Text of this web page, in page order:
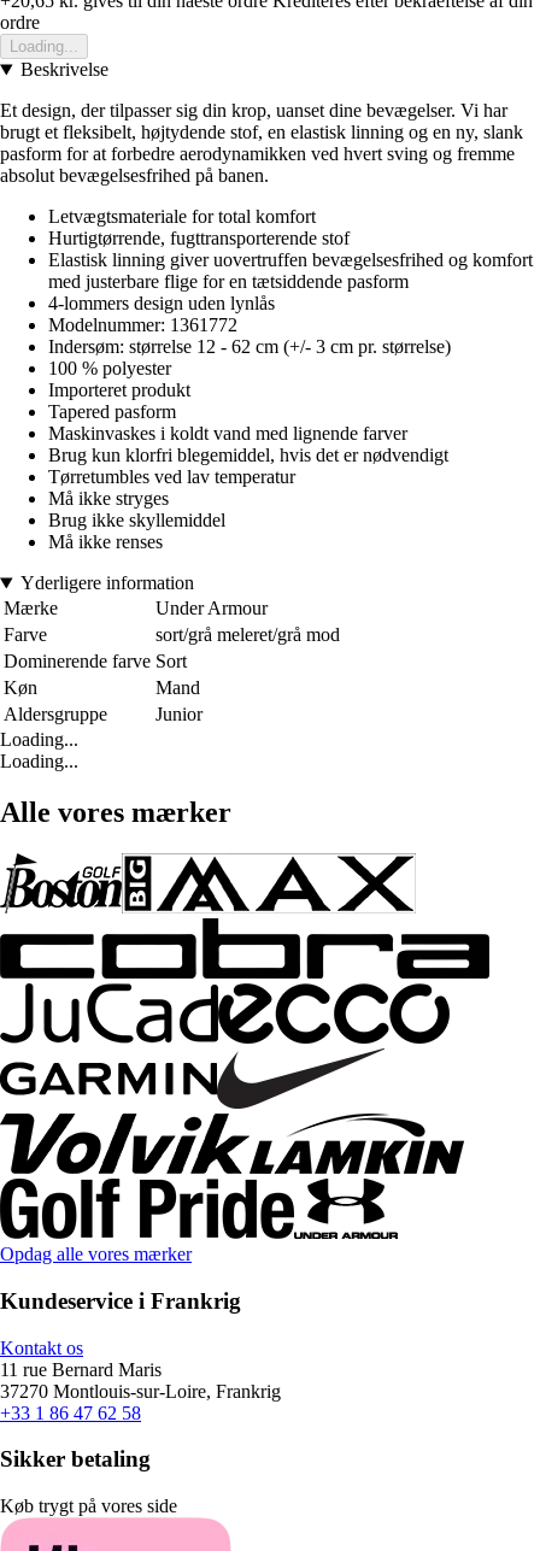
ordre
Loading...
Beskrivelse
Et design, der tilpasser sig din krop, uanset dine bevægelser. Vi har
brugt et fleksibelt, højtydende stof, en elastisk linning og en ny, slank
pasform for at forbedre aerodynamikken ved hvert sving og fremme
absolut bevægelsesfrihed på banen.
Letvægtsmateriale for total komfort
Hurtigtørrende, fugttransporterende stof
Elastisk linning giver uovertruffen bevægelsesfrihed og komfort
med justerbare flige for en tætsiddende pasform
4-lommers design uden lynlås
Modelnummer: 1361772
Indersøm: størrelse 12 - 62 cm (+/- 3 cm pr. størrelse)
100 % polyester
Importeret produkt
Tapered pasform
Maskinvaskes i koldt vand med lignende farver
Brug kun klorfri blegemiddel, hvis det er nødvendigt
Tørretumbles ved lav temperatur
Må ikke stryges
Brug ikke skyllemiddel
Må ikke renses
Yderligere information
Mærke
Under Armour
Farve
sort/grå meleret/grå mod
Dominerende farve Sort
Køn
Mand
Aldersgruppe
Junior
Loading...
Loading...
Alle vores mærker
Opdag alle vores mærker
Kundeservice i Frankrig
Kontakt os
11 rue Bernard Maris
37270 Montlouis-sur-Loire, Frankrig
+33 1 86 47 62 58
Sikker betaling
Køb trygt på vores side